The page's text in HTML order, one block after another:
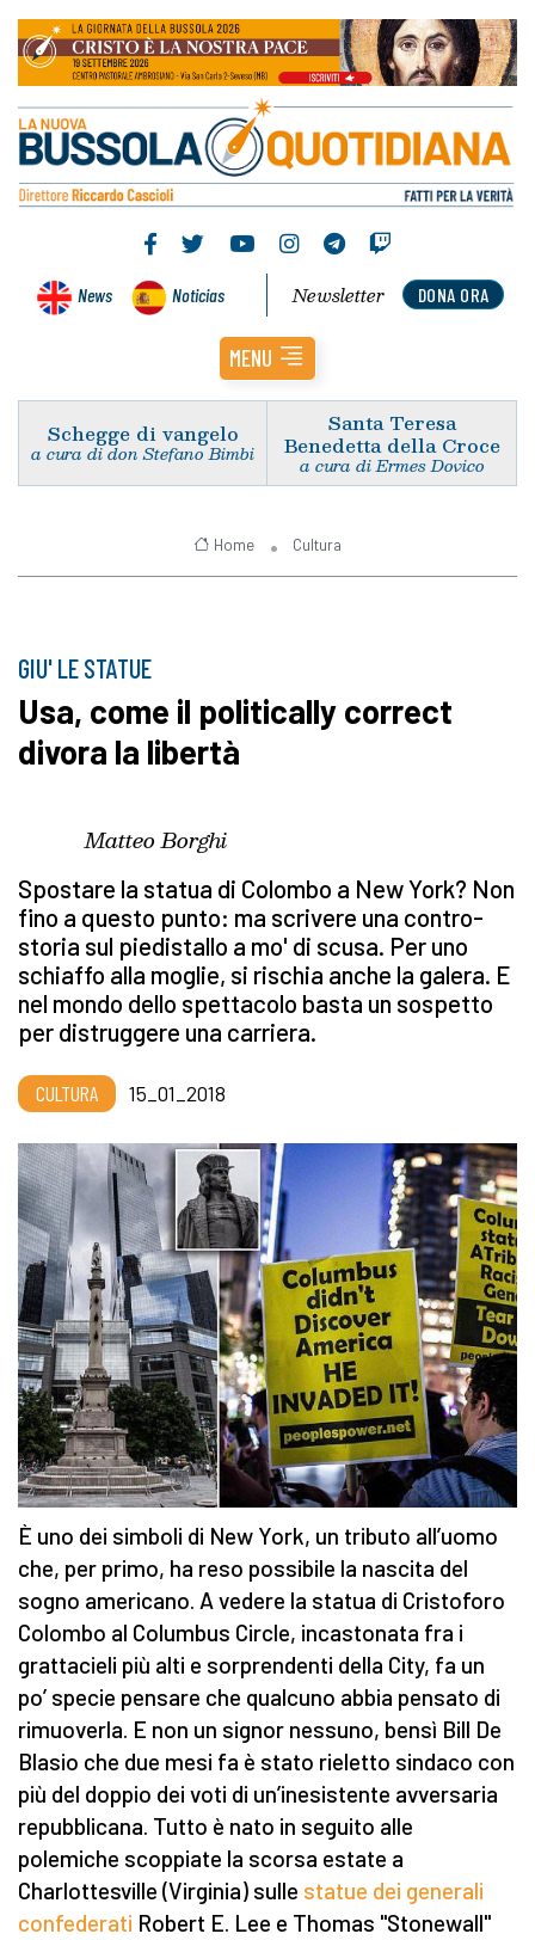
News Noticias DONA ORA
Newsletter
MENU
Schegge di vangelo
a cura di don Stefano Bimbi
Santa Teresa
Benedetta della Croce
a cura di Ermes Dovico
Home Cultura
GIU' LE STATUE
Usa, come il politically correct
divora la libertà
Matteo Borghi
Spostare la statua di Colombo a New York? Non
fino a questo punto: ma scrivere una contro-
storia sul piedistallo a mo' di scusa. Per uno
schiaffo alla moglie, si rischia anche la galera. E
nel mondo dello spettacolo basta un sospetto
per distruggere una carriera.
CULTURA 15_01_2018
È uno dei simboli di New York, un tributo all’uomo
che, per primo, ha reso possibile la nascita del
sogno americano. A vedere la statua di Cristoforo
Colombo al Columbus Circle, incastonata fra i
grattacieli più alti e sorprendenti della City, fa un
po’ specie pensare che qualcuno abbia pensato di
rimuoverla. E non un signor nessuno, bensì Bill De
Blasio che due mesi fa è stato rieletto sindaco con
più del doppio dei voti di un’inesistente avversaria
repubblicana. Tutto è nato in seguito alle
polemiche scoppiate la scorsa estate a
Charlottesville (Virginia) sulle statue dei generali
confederati Robert E. Lee e Thomas "Stonewall"